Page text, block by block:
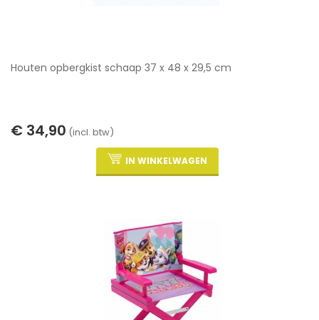
Houten opbergkist schaap 37 x 48 x 29,5 cm
€ 34,90 (incl. btw)
IN WINKELWAGEN